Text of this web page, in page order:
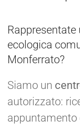
Rappresentate
ecologica
Monferrato?
Siamo un
autorizzato:
appuntamento